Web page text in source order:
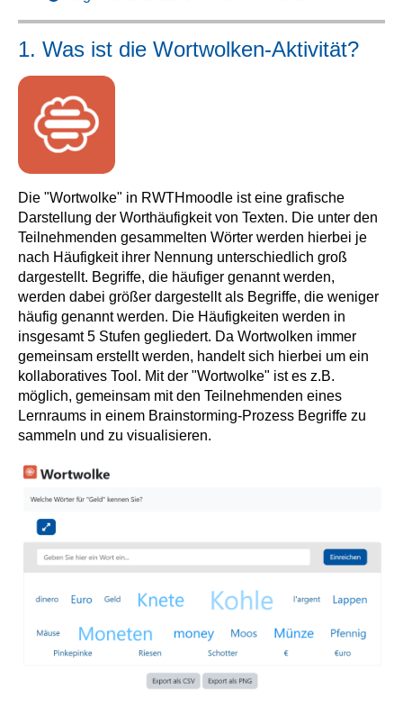
1. Was ist die Wortwolken-Aktivität?
Die "Wortwolke" in RWTHmoodle ist eine grafische
Darstellung der Worthäufigkeit von Texten. Die unter den
Teilnehmenden gesammelten Wörter werden hierbei je
nach Häufigkeit ihrer Nennung unterschiedlich groß
dargestellt. Begriffe, die häufiger genannt werden,
werden dabei größer dargestellt als Begriffe, die weniger
häufig genannt werden. Die Häufigkeiten werden in
insgesamt 5 Stufen gegliedert. Da Wortwolken immer
gemeinsam erstellt werden, handelt sich hierbei um ein
kollaboratives Tool. Mit der "Wortwolke" ist es z.B.
möglich, gemeinsam mit den Teilnehmenden eines
Lernraums in einem Brainstorming-Prozess Begriffe zu
sammeln und zu visualisieren.